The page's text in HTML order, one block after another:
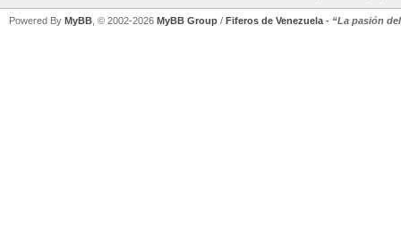
Powered By MyBB , © 2002-2026 MyBB Group / Fiferos de Venezuela - “La pasión